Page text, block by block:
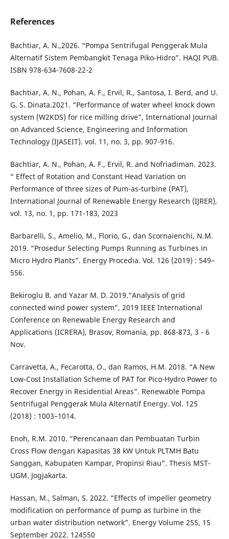
References
Bachtiar, A. N.,2026. “Pompa Sentrifugal Penggerak Mula
Alternatif Sistem Pembangkit Tenaga Piko-Hidro”. HAQI PUB.
ISBN 978-634-7608-22-2
Bachtiar, A. N., Pohan, A. F., Ervil, R., Santosa, I. Berd, and U.
G. S. Dinata.2021. “Performance of water wheel knock down
system (W2KDS) for rice milling drive”, International Journal
on Advanced Science, Engineering and Information
Technology (IJASEIT). vol. 11, no. 3, pp. 907-916.
Bachtiar, A. N., Pohan, A. F., Ervil, R. and Nofriadiman. 2023.
“ Effect of Rotation and Constant Head Variation on
Performance of three sizes of Pum-as-turbine (PAT),
International Journal of Renewable Energy Research (IJRER),
vol. 13, no. 1, pp. 171-183, 2023
Barbarelli, S., Amelio, M., Florio, G., dan Scornaienchi, N.M.
2019. “Prosedur Selecting Pumps Running as Turbines in
Micro Hydro Plants”. Energy Procedia. Vol. 126 (2019) : 549–
556.
Bekiroglu B. and Yazar M. D. 2019.“Analysis of grid
connected wind power system”, 2019 IEEE International
Conference on Renewable Energy Research and
Applications (ICRERA), Brasov, Romania, pp. 868-873, 3 - 6
Nov.
Carravetta, A., Fecarotta, O., dan Ramos, H.M. 2018. “A New
Low-Cost Installation Scheme of PAT for Pico-Hydro Power to
Recover Energy in Residential Areas”. Renewable Pompa
Sentrifugal Penggerak Mula Alternatif Energy. Vol. 125
(2018) : 1003–1014.
Enoh, R.M. 2010. “Perencanaan dan Pembuatan Turbin
Cross Flow dengan Kapasitas 38 kW Untuk PLTMH Batu
Sanggan, Kabupaten Kampar, Propinsi Riau”. Thesis MST-
UGM. Jogjakarta.
Hassan, M., Salman, S. 2022. “Effects of impeller geometry
modification on performance of pump as turbine in the
urban water distribution network”. Energy Volume 255, 15
September 2022. 124550